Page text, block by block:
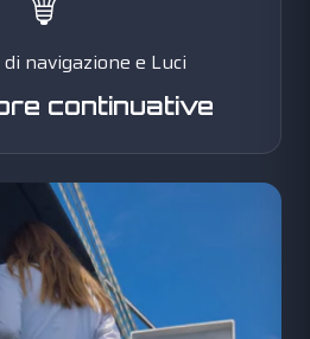
navigazione e Luci
continuative